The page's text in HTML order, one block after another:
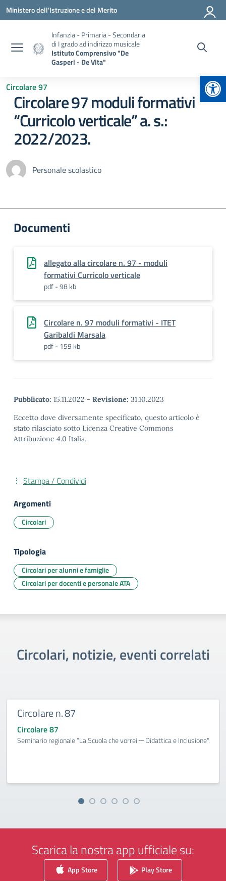
Vai ai contenuti
Vai al menu di navigazione
Vai al footer
Ministero dell'Istruzione e del Merito
Infanzia - Primaria - Secondaria
di I grado ad indirizzo musicale
Istituto Comprensivo "De
Gasperi - De Vita"
Circolare 97
Circolare 97 moduli formativi
“Curricolo verticale” a. s.:
2022/2023.
Personale scolastico
Documenti
allegato alla circolare n. 97 - moduli
formativi Curricolo verticale
pdf - 98 kb
Circolare n. 97 moduli formativi - ITET
Garibaldi Marsala
pdf - 159 kb
Pubblicato: 15.11.2022 - Revisione: 31.10.2023
Eccetto dove diversamente specificato, questo articolo è
stato rilasciato sotto Licenza Creative Commons
Attribuzione 4.0 Italia.
Stampa / Condividi
Argomenti
Circolari
Tipologia
Circolari per alunni e famiglie
Circolari per docenti e personale ATA
Circolari, notizie, eventi correlati
Circolare n. 87
Circolare 87
Seminario regionale “La Scuola che vorrei ─ Didattica e Inclusione".
Scarica la nostra app ufficiale su:
App Store Play Store